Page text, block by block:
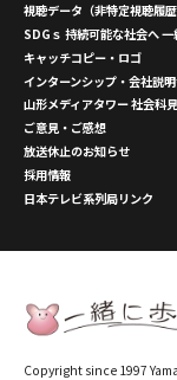
視聴データ（非特定視聴履
SDGｓ 持続可能な社会へ
キャッチコピー・ロゴ
インターンシップ・会社説
山形メディアタワー 社会科
ご意見・ご感想
放送休止のお知らせ
採用情報
日本テレビ系列局リンク
Copyright since 1997